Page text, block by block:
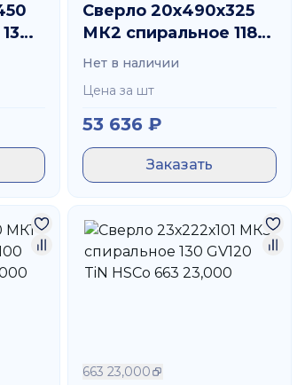
Сверло 20х490х325
МК2 спиральное 118
Vap HSS DIN1870 267
Нет в наличии
Цена за шт
53 636 ₽
Заказать
663 23,000